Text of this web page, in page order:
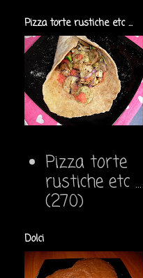
Pizza torte rustiche etc ...
Pizza torte
rustiche etc ...
(270)
Dolci